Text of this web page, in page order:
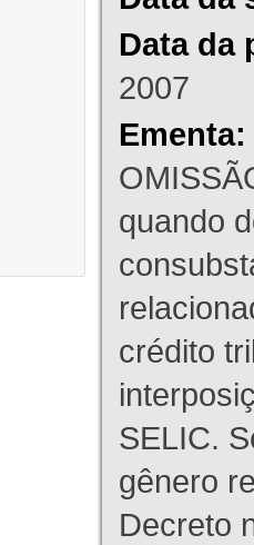
Data da
2007
Ementa:
quando
crédito
SELIC.
gênero
Decreto